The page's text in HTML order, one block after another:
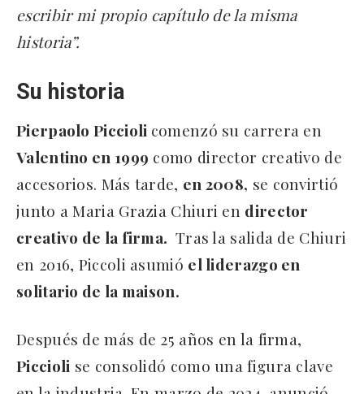
escribir mi propio capítulo de la misma
historia”.
Su historia
Pierpaolo Piccioli comenzó su carrera en
Valentino en 1999 como director creativo de
accesorios. Más tarde, en 2008, se convirtió
junto a Maria Grazia Chiuri en director
creativo de la firma. Tras la salida de Chiuri
en 2016, Piccoli asumió el liderazgo en
solitario de la maison.
Después de más de 25 años en la firma,
Piccioli se consolidó como una figura clave